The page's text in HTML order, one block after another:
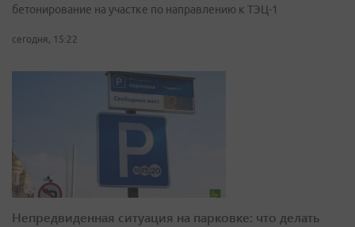
бетонирование на участке по направлению к ТЭЦ-1
сегодня, 15:22
Непредвиденная ситуация на парковке: что делать